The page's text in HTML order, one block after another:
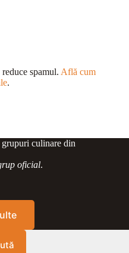
spamul. Află cum
.
culinare din
oficial.